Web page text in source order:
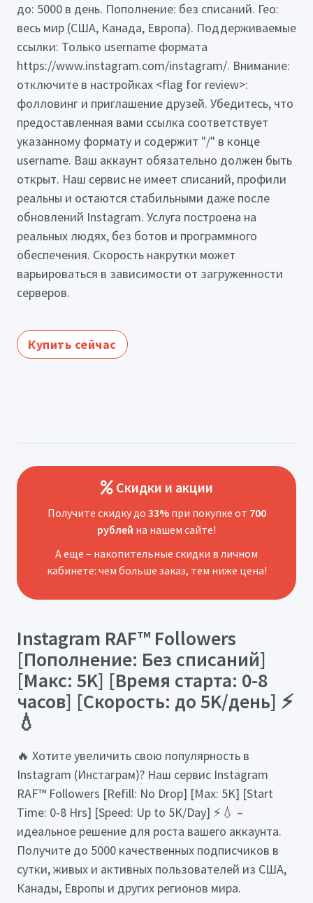
до: 5000 в день. Пополнение: без списаний. Гео:
весь мир (США, Канада, Европа). Поддерживаемые
ссылки: Только username формата
https://www.instagram.com/instagram/. Внимание:
отключите в настройках <flag for review>:
фолловинг и приглашение друзей. Убедитесь, что
предоставленная вами ссылка соответствует
указанному формату и содержит "/" в конце
username. Ваш аккаунт обязательно должен быть
открыт. Наш сервис не имеет списаний, профили
реальны и остаются стабильными даже после
обновлений Instagram. Услуга построена на
реальных людях, без ботов и программного
обеспечения. Скорость накрутки может
варьироваться в зависимости от загруженности
серверов.
Купить сейчас
Скидки и акции
Получите скидку до 33%при покупке от 700
рублей на нашем сайте!
А еще – накопительные скидки в личном
кабинете: чем больше заказ, тем ниже цена!
Instagram RAF™ Followers
[Пополнение: Без списаний]
[Макс: 5K] [Время старта: 0-8
часов] [Скорость: до 5K/день] ⚡
💧
🔥 Хотите увеличить свою популярность в
Instagram (Инстаграм)? Наш сервис Instagram
RAF™ Followers [Refill: No Drop] [Max: 5K] [Start
Time: 0-8 Hrs] [Speed: Up to 5K/Day] ⚡💧 –
идеальное решение для роста вашего аккаунта.
Получите до 5000 качественных подписчиков в
сутки, живых и активных пользователей из США,
Канады, Европы и других регионов мира.